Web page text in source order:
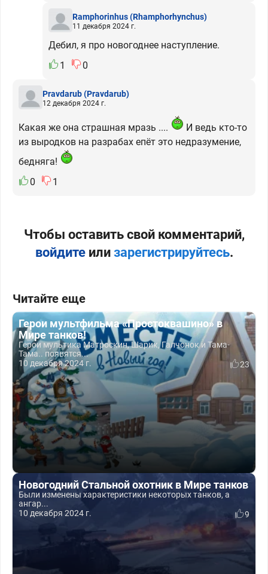
Ramphorinhus(Rhamphorhynchus)
11 декабря 2024 г.
Дебил, я про новогоднее наступление.
1
0
Pravdarub(Pravdarub)
12 декабря 2024 г.
Какая же она страшная мразь ....
И ведь кто-то
из выродков на разрабах епёт это недразумение,
бедняга!
0
1
Чтобы оставить свой комментарий,
войдитеили зарегистрируйтесь.
Читайте еще
Герои мультфильма «Простоквашино» в
Мире танков!
Герои мультика Матроскин, Шарик, Галчонок и Тама-
Тама.. появятся...
10 декабря 2024 г.
23
Новогодний Стальной охотник в Мире танков
Были изменены характеристики некоторых танков, а
ангар...
10 декабря 2024 г.
9